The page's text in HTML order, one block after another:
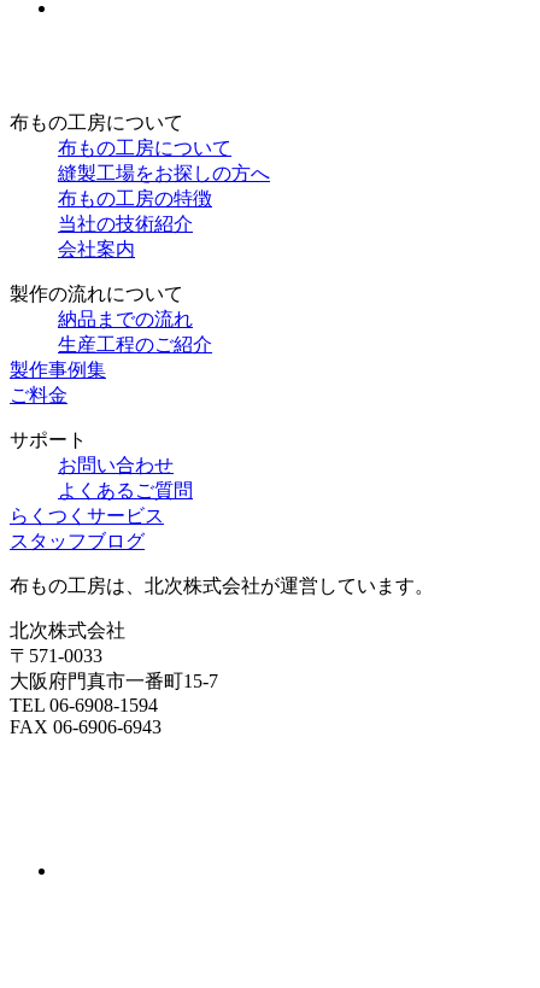
布もの工房について
布もの工房について
縫製工場をお探しの方へ
布もの工房の特徴
当社の技術紹介
会社案内
製作の流れについて
納品までの流れ
生産工程のご紹介
製作事例集
ご料金
サポート
お問い合わせ
よくあるご質問
らくつくサービス
スタッフブログ
布もの工房は、北次株式会社が運営しています。
北次株式会社
〒571-0033
大阪府門真市一番町15-7
TEL 06-6908-1594
FAX 06-6906-6943